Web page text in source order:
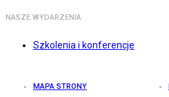
NASZE WYDARZENIA
Szkolenia i konferencje
MAPA STRONY